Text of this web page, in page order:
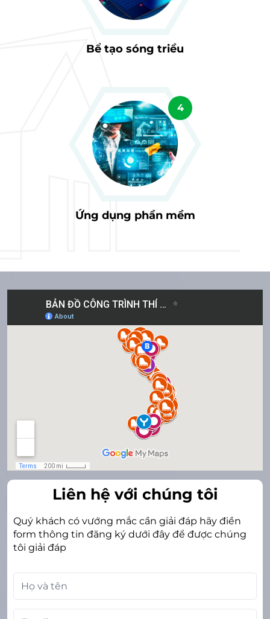
Bể tạo sóng triều
4
Ứng dụng phần mềm
Liên hệ với chúng tôi
Quý khách có vướng mắc cần giải đáp hãy điền
form thông tin đăng ký dưới đây để được chúng
tôi giải đáp